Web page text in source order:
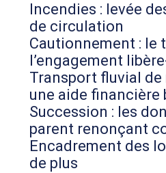
Incendies : levée
de circulation
Cautionnement : le
l’engagement
Transport fluvial de
une aide financière
Succession : les
parent renonçant
Encadrement des
de plus